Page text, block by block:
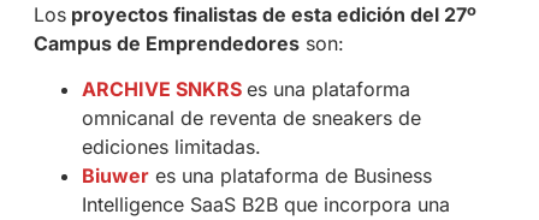
Losproyectos finalistas de esta edición del 27º
Campus de Emprendedoresson:
ARCHIVE SNKRS es una plataforma
omnicanal de reventa de sneakers de
ediciones limitadas.
Biuweres una plataforma de Business
Intelligence SaaS B2B que incorpora una